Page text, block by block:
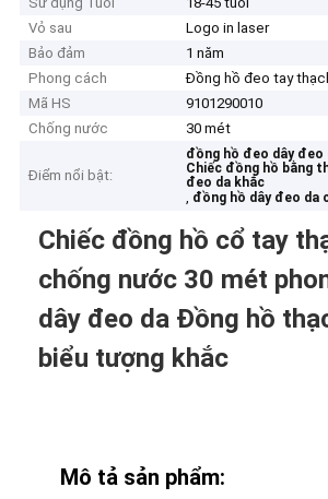
Vỏ sau
Logo in laser
Bảo đảm
1 năm
Phong cách
Đồng hồ đeo tay
Mã HS
9101290010
Chống nước
30 mét
Điểm nổi bật:
đồng hồ đeo dây đeo
Chiếc đồng hồ bằng
đeo da khắc
, đồng hồ dây đeo da
Chiếc đồng hồ cổ tay
chống nước 30 mét
dây đeo da Đồng hồ
biểu tượng khắc
Mô tả sản phẩm: